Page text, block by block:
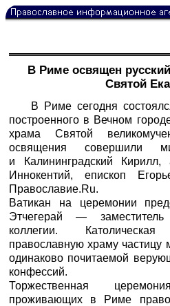
В Риме освящен
Святой
В Риме сегодня
построенного в Вечном
храма Святой
освящения совершили
и Калининградский Кирилл,
Иннокентий, епископ
Православие.Ru.
Ватикан на церемонии
Этчегерай — заместитель
коллегии.
православную храму частицу
одинаково почитаемой
конфессий.
Торжественная
проживающих в Риме